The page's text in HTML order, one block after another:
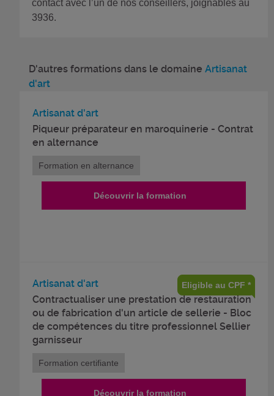
contact avec l’un de nos conseillers, joignables au
3936.
D'autres formations dans le domaine Artisanat
d'art
Artisanat d'art
Piqueur préparateur en maroquinerie - Contrat
en alternance
Formation en alternance
Découvrir la formation
Artisanat d'art
Contractualiser une prestation de restauration
ou de fabrication d'un article de sellerie - Bloc
de compétences du titre professionnel Sellier
garnisseur
Eligible au CPF *
Formation certifiante
Découvrir la formation